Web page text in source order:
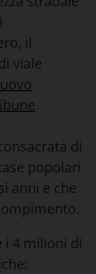
il
viale
di
popolari
anni e che
i 4 milioni di